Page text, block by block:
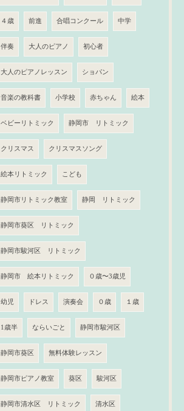
４歳 前進 合唱コンクール 中学
伴奏 大人のピアノ 初心者
大人のピアノレッスン ショパン
音楽の教科書 小学校 赤ちゃん 絵本
ベビーリトミック 静岡市 リトミック
クリスマス クリスマスソング
絵本リトミック こども
静岡市リトミック教室 静岡 リトミック
静岡市葵区 リトミック
静岡市駿河区 リトミック
静岡市 絵本リトミック ０歳〜3歳児
幼児 ドレス 演奏会 ０歳 １歳
1歳半 ならいごと 静岡市駿河区
静岡市葵区 無料体験レッスン
静岡市ピアノ教室 葵区 駿河区
静岡市清水区 リトミック 清水区